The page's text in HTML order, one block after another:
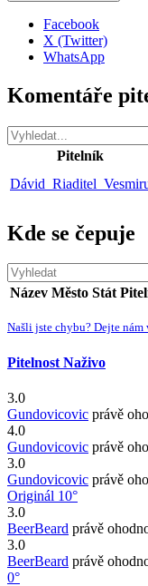
Facebook
X (Twitter)
WhatsApp
Komentáře
Pitelník
Kde se čepuje
Název Město Stát
Našli jste chybu? Dejte nám
Pitelnost Naživo
3.0
Gundovicovic právě
4.0
Gundovicovic právě
3.0
Gundovicovic právě
Originál 10°
3.0
BeerBeard právě
3.0
BeerBeard právě
0°